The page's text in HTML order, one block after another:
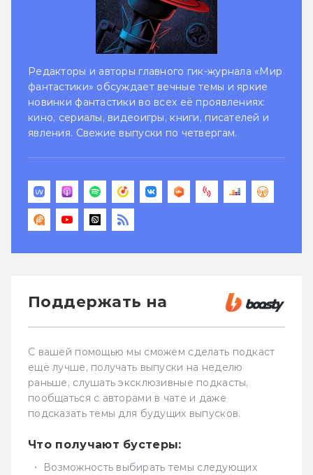
Редакторы и авторы главного гик-журнала «Мир
фантастики» обсуждает вечные темы и яркие
новинки фантастики во всех её проявлениях:
кино, сериалы, видеоигры, книги, писателей и
явления. Свежие выпуски по четвергам.
Поддержать на
С вашей помощью мы сможем сделать подкаст
ещё лучше, получать выпуски на неделю
раньше, слушать эксклюзивные подкасты,
пообщаться с авторами в чате и даже
подсказать темы для будущих выпусков.
Что получают бустеры:
Возможность выбирать темы следующих